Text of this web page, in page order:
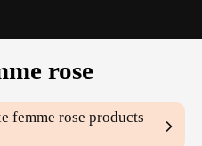
rose
femme rose products